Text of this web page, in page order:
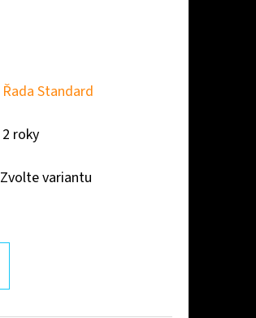
Řada Standard
2 roky
Zvolte variantu